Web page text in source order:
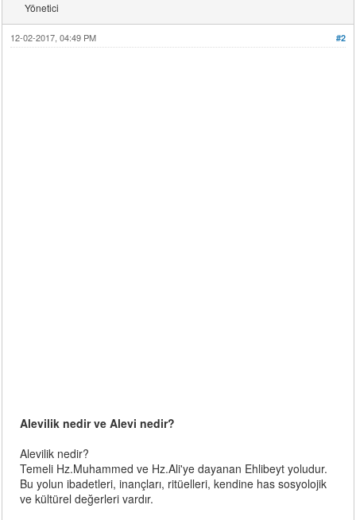
Yönetici
#2
12-02-2017, 04:49 PM
Alevilik nedir ve Alevi nedir?
Alevilik nedir?
Temeli Hz.Muhammed ve Hz.Ali'ye dayanan Ehlibeyt yoludur.
Bu yolun ibadetleri, inançları, ritüelleri, kendine has sosyolojik
ve kültürel değerleri vardır.